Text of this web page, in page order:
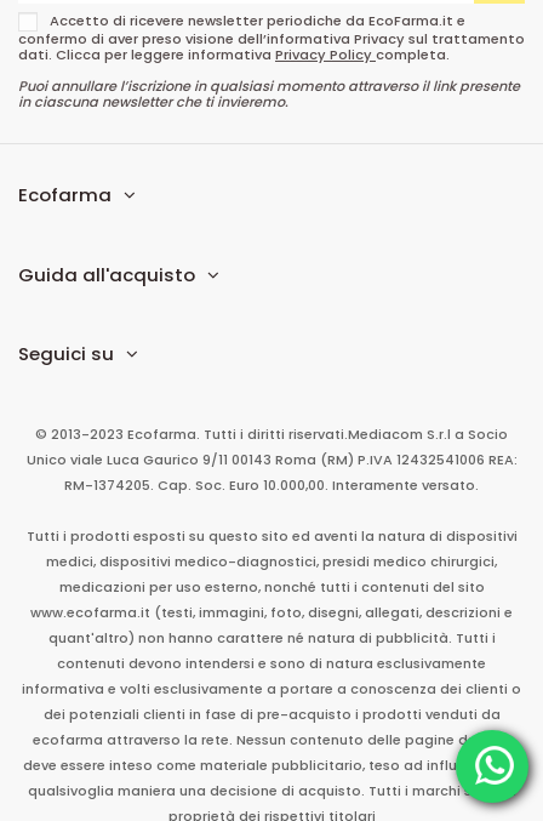
Accetto di ricevere newsletter periodiche da EcoFarma.it e
confermo di aver preso visione dell’informativa Privacy sul trattamento
dati. Clicca per leggere informativa Privacy Policycompleta.
Puoi annullare l’iscrizione in qualsiasi momento attraverso il link presente
in ciascuna newsletter che ti invieremo.
Ecofarma
Guida all'acquisto
Seguici su
© 2013-2023 Ecofarma. Tutti i diritti riservati.Mediacom S.r.l a Socio
Unico viale Luca Gaurico 9/11 00143 Roma (RM) P.IVA 12432541006 REA:
RM-1374205. Cap. Soc. Euro 10.000,00. Interamente versato.
Tutti i prodotti esposti su questo sito ed aventi la natura di dispositivi
medici, dispositivi medico-diagnostici, presidi medico chirurgici,
medicazioni per uso esterno, nonché tutti i contenuti del sito
www.ecofarma.it (testi, immagini, foto, disegni, allegati, descrizioni e
quant'altro) non hanno carattere né natura di pubblicità. Tutti i
contenuti devono intendersi e sono di natura esclusivamente
informativa e volti esclusivamente a portare a conoscenza dei clienti o
dei potenziali clienti in fase di pre-acquisto i prodotti venduti da
ecofarma attraverso la rete. Nessun contenuto delle pagine del sito
deve essere inteso come materiale pubblicitario, teso ad influenzare in
qualsivoglia maniera una decisione di acquisto. Tutti i marchi sono di
proprietà dei rispettivi titolari